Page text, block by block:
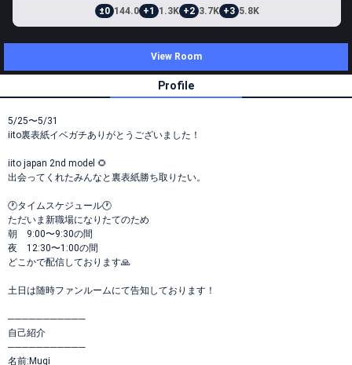
±0 144.0 +1 1.3K +2 3.7K +3 5.8K
View Room
Profile
5/25〜5/31
iito裏表紙イベガチありがとうございました！
iito japan 2nd model 🌻
出会ってくれたみんなと裏表紙勝ち取りたい。
🕐タイムスケジュール🕐
ただいま新職場になりたてのため
朝 9:00〜9:30の間
夜 12:30〜1:00の間
どこかで配信しております🙏
土日は随時ファンルームにて告知しております！
───────────
自己紹介
───────────
名前:Mugi